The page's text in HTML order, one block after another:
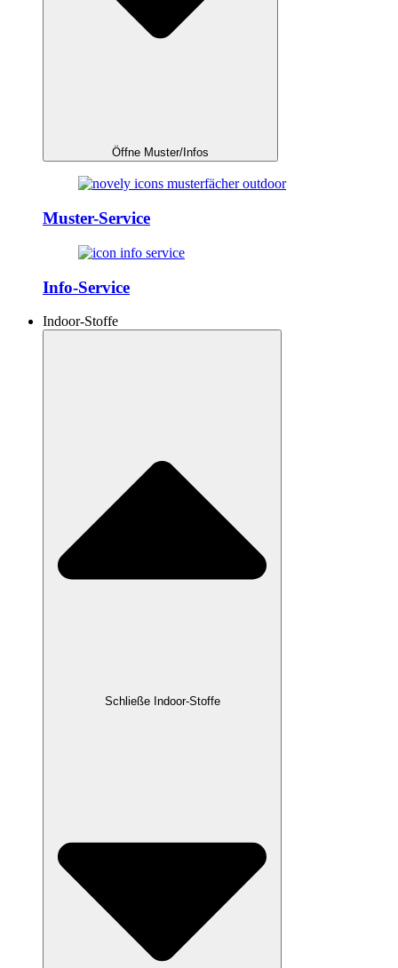
Öffne Muster/Infos
Muster-Service
Info-Service
Indoor-Stoffe
Schließe Indoor-Stoffe